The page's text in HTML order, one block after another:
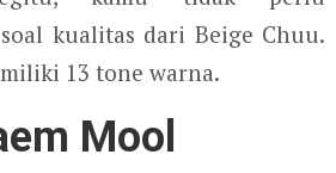
kualitas dari Beige Chuu.
13 tone warna.
Mool